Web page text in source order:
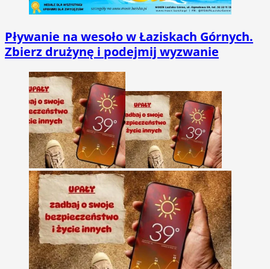
Pływanie na wesoło w Łaziskach Górnych.
Zbierz drużynę i podejmij wyzwanie